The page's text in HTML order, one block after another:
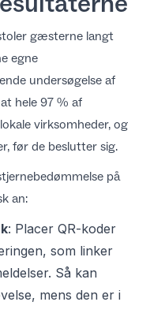
gæsterne langt
egne
undersøgelse af
hele 97 % af
virksomheder, og
før de beslutter sig.
på
an:
: Placer QR-koder
som linker
. Så kan
mens den er i